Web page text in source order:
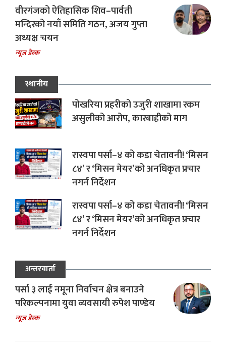
वीरगंजको ऐतिहासिक शिव–पार्वती
मन्दिरको नयाँ समिति गठन, अजय गुप्ता
अध्यक्ष चयन
न्यूज डेस्क
स्थानीय
पोखरिया प्रहरीको उजुरी शाखामा रकम
असुलीको आरोप, कारबाहीको माग
रास्वपा पर्सा–४ को कडा चेतावनी! ‘मिसन
८४’ र ‘मिसन मेयर’को अनधिकृत प्रचार
नगर्न निर्देशन
रास्वपा पर्सा–४ को कडा चेतावनी! ‘मिसन
८४’ र ‘मिसन मेयर’को अनधिकृत प्रचार
नगर्न निर्देशन
अन्तरवार्ता
पर्सा ३ लाई नमूना निर्वाचन क्षेत्र बनाउने
परिकल्पनामा युवा व्यवसायी रुपेश पाण्डेय
न्यूज डेस्क